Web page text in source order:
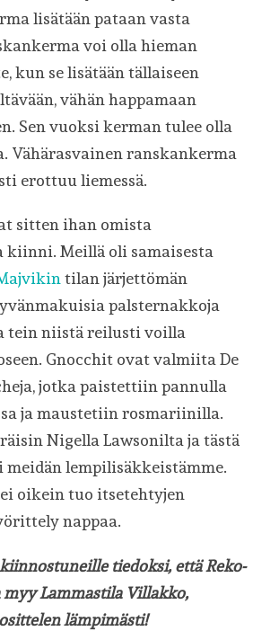
lisätään pataan vasta
voi olla hieman
kun se lisätään tällaiseen
vähän happamaan
Sen vuoksi kerman tulee olla
Vähärasvainen ranskankerma
erottuu liemessä.
sitten ihan omista
Meillä oli samaisesta
tilan järjettömän
palsternakkoja
tein niistä reilusti voilla
Gnocchit ovat valmiita De
jotka paistettiin pannulla
ja maustetiin rosmariinilla.
Nigella Lawsonilta ja tästä
lempilisäkkeistämme.
oikein tuo itsetehtyjen
nappaa.
tiedoksi, että Reko-
myy Lammastila Villakko,
lämpimästi!